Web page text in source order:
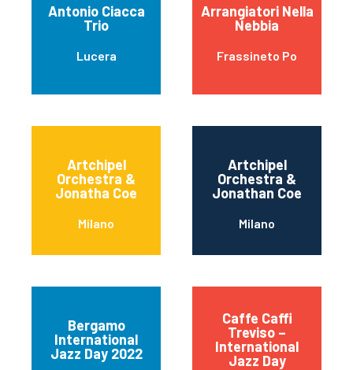
Antonio Ciacca
Trio
Lucera
Arrangiatori Nella
Nebbia
Frassineto Po
Artchipel
Orchestra &
Jonatha Coe
Milano
Artchipel
Orchestra &
Jonathan Coe
Milano
Bergamo
International
Jazz Day 2022
Caffe Caffi
Treviso –
International
Jazz Day